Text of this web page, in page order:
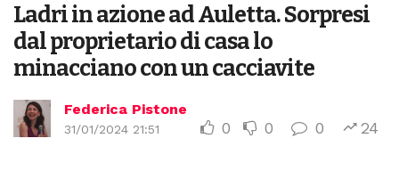
Ladri in azione ad Auletta. Sorpresi
dal proprietario di casa lo
minacciano con un cacciavite
Federica Pistone
31/01/2024 21:51 0 0 0 24